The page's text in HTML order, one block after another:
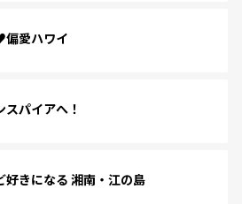
愛ハワイ
パイアへ！
好きになる 湘南・江の島